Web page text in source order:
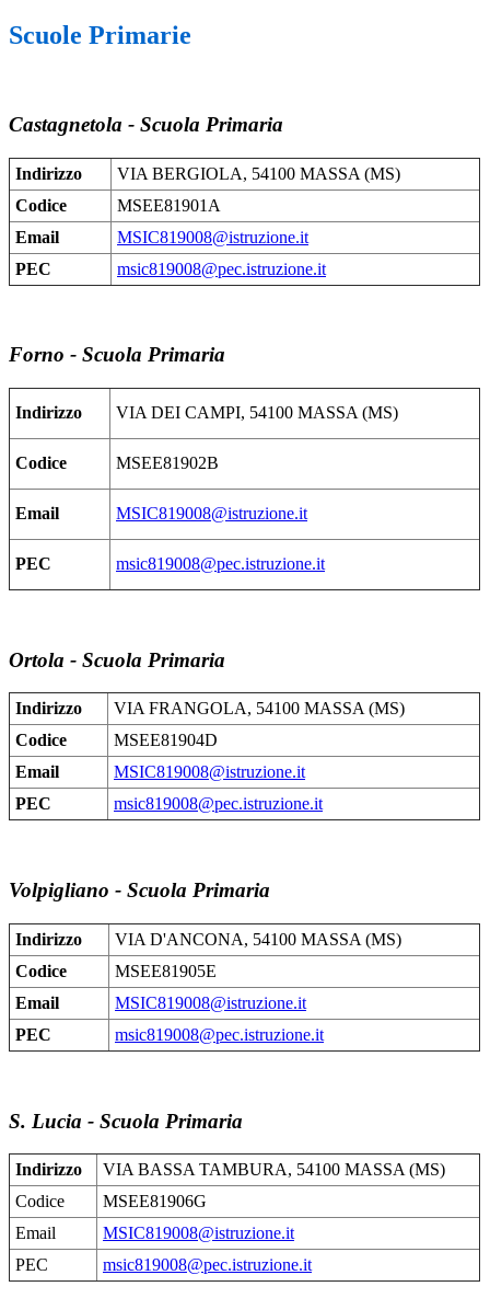
Scuole Primarie
Castagnetola - Scuola Primaria
Indirizzo
VIA BERGIOLA, 54100 MASSA (MS)
Codice
MSEE81901A
Email
MSIC819008@istruzione.it
PEC
msic819008@pec.istruzione.it
Forno - Scuola Primaria
Indirizzo VIA DEI CAMPI, 54100 MASSA (MS)
Codice MSEE81902B
Email MSIC819008@istruzione.it
PEC msic819008@pec.istruzione.it
Ortola - Scuola Primaria
Indirizzo
VIA FRANGOLA, 54100 MASSA (MS)
Codice
MSEE81904D
Email
MSIC819008@istruzione.it
PEC
msic819008@pec.istruzione.it
Volpigliano - Scuola Primaria
Indirizzo
VIA D'ANCONA, 54100 MASSA (MS)
Codice
MSEE81905E
Email
MSIC819008@istruzione.it
PEC
msic819008@pec.istruzione.it
S. Lucia - Scuola Primaria
Indirizzo
VIA BASSA TAMBURA, 54100 MASSA (MS)
Codice
MSEE81906G
Email
MSIC819008@istruzione.it
PEC
msic819008@pec.istruzione.it